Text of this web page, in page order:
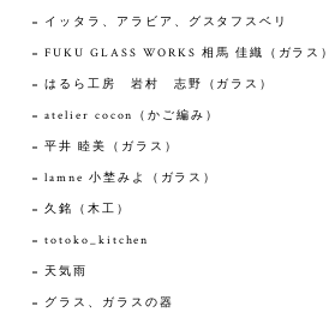
イッタラ、アラビア、グスタフスベリ
FUKU GLASS WORKS 相馬 佳織（ガラス）
はるら工房 岩村 志野（ガラス）
atelier cocon（かご編み）
平井 睦美（ガラス）
lamne 小埜みよ（ガラス）
久銘（木工）
totoko_kitchen
天気雨
グラス、ガラスの器